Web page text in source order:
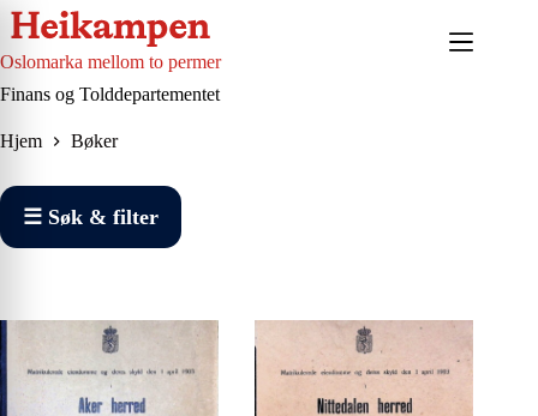
Hopp
til
innholdet
Oslomarka mellom to permer
Finans og Tolddepartementet
Hjem Bøker
☰ Søk & filter